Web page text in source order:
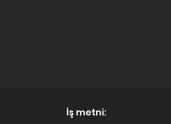
İş metni: